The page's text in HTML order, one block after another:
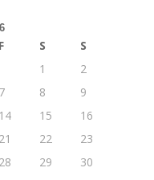
F S
S
1
2
7 8
9
14 15
16
21 22
23
28 29
30